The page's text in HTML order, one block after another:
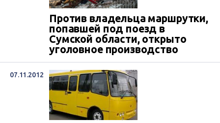
Против владельца маршрутки,
попавшей под поезд в
Сумской области, открыто
уголовное производство
07.11.2012